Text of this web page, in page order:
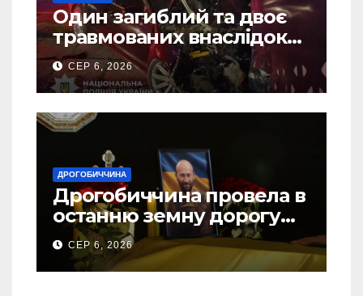
Один загиблий та двоє
травмованих внаслідок
ДТП на Самбірщині
СЕР 6, 2026
ДРОГОБИЧЧИНА
Дрогобиччина провела в
останню земну дорогу
свого Захисника – Олега
Торського
СЕР 6, 2026